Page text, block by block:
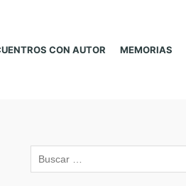
CON AUTOR MEMORIAS